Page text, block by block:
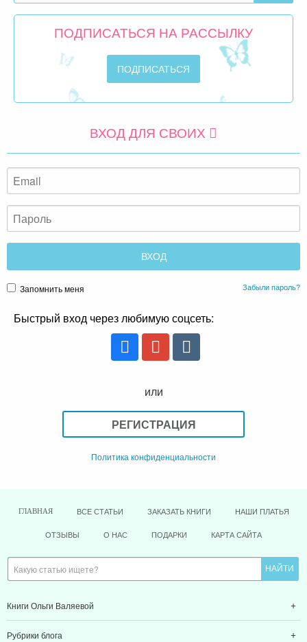
ПОДПИСАТЬСЯ НА РАССЫЛКУ
ВХОД ДЛЯ СВОИХ
Запомнить меня Забыли пароль?
Быстрый вход через любимую соцсеть:
или
РЕГИСТРАЦИЯ
Политика конфиденциальности
ГЛАВНАЯ ВСЕ СТАТЬИ ЗАКАЗАТЬ КНИГИ НАШИ ПЛАТЬЯ
ОТЗЫВЫ О НАС ПОДАРКИ КАРТА САЙТА
Книги Ольги Валяевой
Рубрики блога